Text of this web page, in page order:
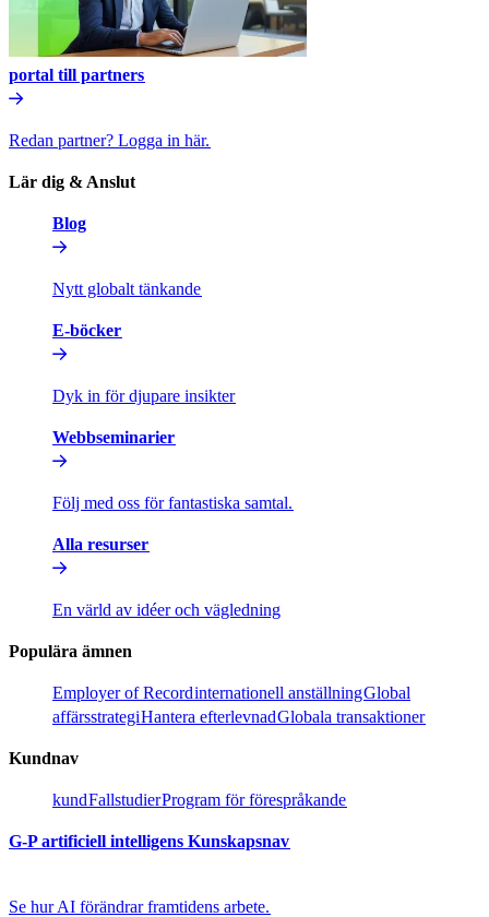
portal till partners​​
Redan partner? Logga in här.​​
Lär dig & Anslut​​
Blog​​
Nytt globalt tänkande​​
E-böcker​​
Dyk in för djupare insikter​​
Webbseminarier​​
Följ med oss för fantastiska samtal.​​
Alla resurser​​
En värld av idéer och vägledning​​
Populära ämnen​​
Employer of Record​​internationell anställning​​Global
affärsstrategi​​Hantera efterlevnad​​Globala transaktioner​​
Kundnav​​
kund​​Fallstudier​​Program för förespråkande​​
G-P artificiell intelligens Kunskapsnav​​
Se hur AI förändrar framtidens arbete.​​